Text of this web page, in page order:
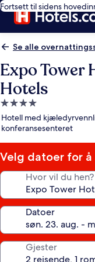
Fortsett til sidens
Se alle
Expo Tower
Hotels
Overnattingssted
med
4.0
stjerner
Hotell med
konferansesenteret
Velg datoer for å
Hvor vil du hen?
Datoer
Gjester